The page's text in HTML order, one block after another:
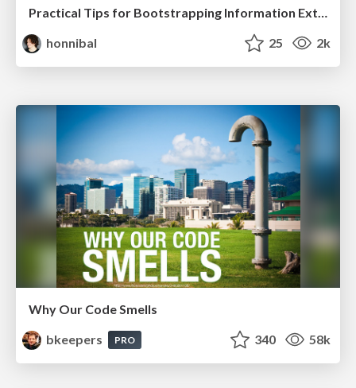
Practical Tips for Bootstrapping Information Extraction Pipelines
honnibal
25 2k
Why Our Code Smells
bkeepers
PRO 340 58k